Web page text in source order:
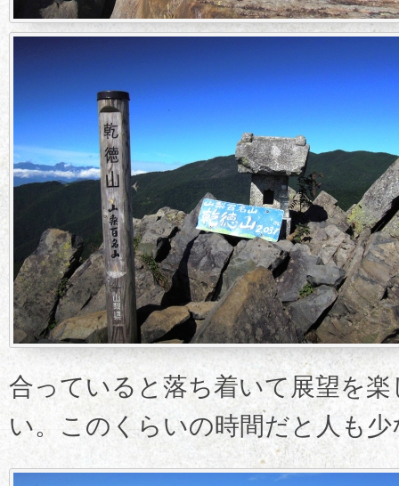
合っていると落ち着いて展望を
い。このくらいの時間だと人も